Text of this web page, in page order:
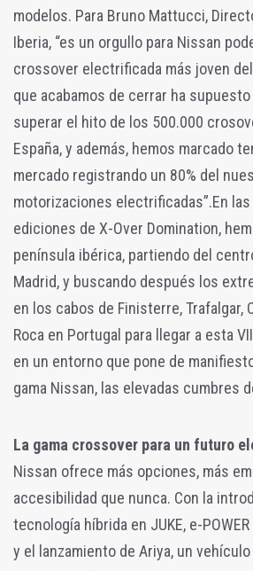
modelos. Para Bruno Mattucci,
Iberia, “es un orgullo para Nissan
crossover electrificada más joven
que acabamos de cerrar ha supuesto
superar el hito de los 500.000
España, y además, hemos marcado
mercado registrando un 80% del
motorizaciones electrificadas”.En
ediciones de X-Over Domination,
península ibérica, partiendo del
Madrid, y buscando después los
en los cabos de Finisterre, Trafalgar,
Roca en Portugal para llegar a esta
en un entorno que pone de
gama Nissan, las elevadas cumbres
La gama crossover para un futuro
Nissan ofrece más opciones, más
accesibilidad que nunca. Con la
tecnología híbrida en JUKE, e-
y el lanzamiento de Ariya, un